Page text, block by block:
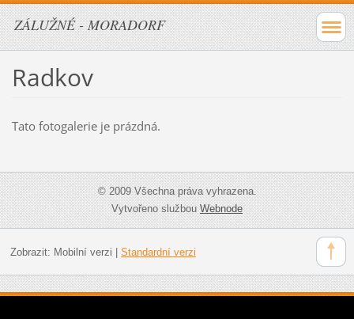
ZÁLUŽNÉ - MORADORF
Radkov
Tato fotogalerie je prázdná.
© 2009 Všechna práva vyhrazena.
Vytvořeno službouWebnode
Zobrazit: Mobilní verzi Standardní verzi